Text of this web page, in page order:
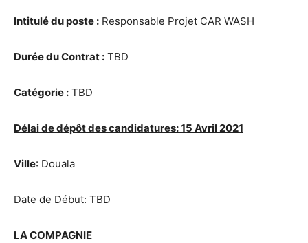
Intitulé du poste : Responsable Projet CAR WASH
Durée du Contrat : TBD
Catégorie : TBD
Délai de dépôt des candidatures: 15 Avril 2021
Ville: Douala
Date de Début: TBD
LA COMPAGNIE